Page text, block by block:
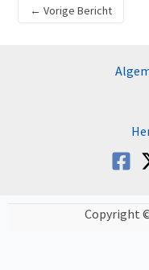
← Vorige Bericht
Copyright